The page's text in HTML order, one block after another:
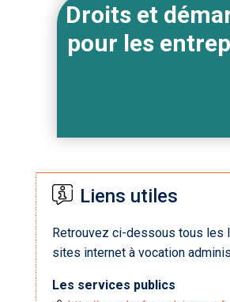
Droits et
pour les
Liens utiles
Retrouvez ci-dessous tous les
sites internet à vocation
Les services publics